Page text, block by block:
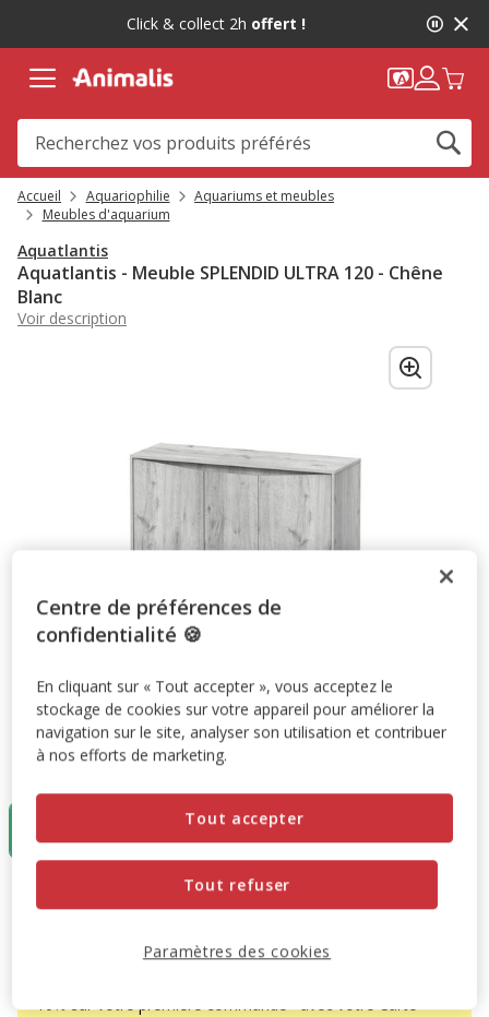
message,
Click & collect 2h offert !
Accueil Aquariophilie
Aquariums et meubles
Meubles d'aquarium
Aquatlantis
Aquatlantis - Meuble SPLENDID ULTRA 120 - Chêne
Blanc
Voir description
Taille:120x40x83cm
209.99€
Promotion disponible
-10% sur votre première commande* avec votre Carte
209.99€
Centre de préférences de
confidentialité 🍪
En cliquant sur « Tout accepter », vous acceptez le
stockage de cookies sur votre appareil pour améliorer la
navigation sur le site, analyser son utilisation et contribuer
à nos efforts de marketing.
Tout refuser
Tout accepter
Paramètres des cookies